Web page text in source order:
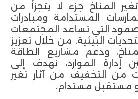
تغير المناخ جزء لا يتجزأ من
المستدامة ومبادرات
التي تساعد المجتمعات
البيئية. من خلال تعزيز
ودعم مشاريع الطاقة
إدارة الموارد، نهدف إلى
من التخفيف من آثار تغير
مستقبل مستدام.